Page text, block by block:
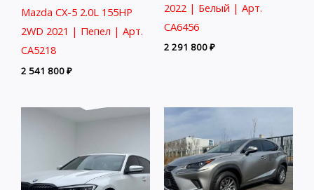
Mazda CX-5 2.0L 155HP
2WD 2021 | Пепел | Арт.
CA5218
2 541 800₽
2022 | Белый | Арт.
CA6456
2 291 800₽